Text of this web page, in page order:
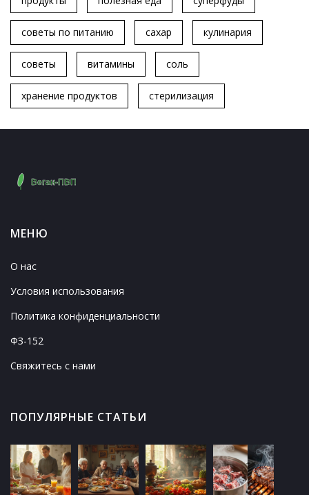
советы по питанию сахар кулинария
советы витамины соль
хранение продуктов стерилизация
МЕНЮ
О нас
Условия использования
Политика конфиденциальности
ФЗ-152
Свяжитесь с нами
ПОПУЛЯРНЫЕ СТАТЬИ